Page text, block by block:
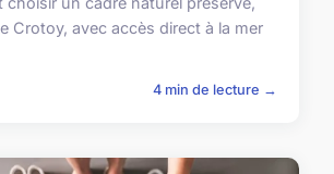
Crotoy, avec accès direct à la mer
4 min de lecture →